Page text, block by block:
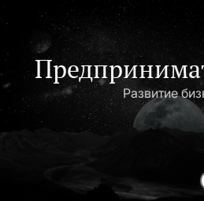
содержимому
Развитие